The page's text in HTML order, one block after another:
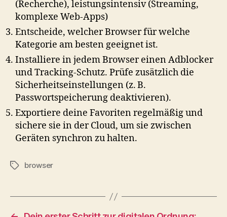
(Recherche), leistungsintensiv (Streaming,
komplexe Web-Apps)
Entscheide, welcher Browser für welche
Kategorie am besten geeignet ist.
Installiere in jedem Browser einen Adblocker
und Tracking-Schutz. Prüfe zusätzlich die
Sicherheitseinstellungen (z. B.
Passwortspeicherung deaktivieren).
Exportiere deine Favoriten regelmäßig und
sichere sie in der Cloud, um sie zwischen
Geräten synchron zu halten.
Schlagwörter
browser